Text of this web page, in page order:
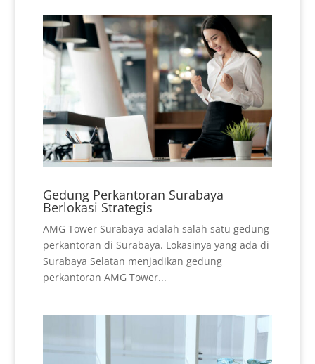
Gedung Perkantoran Surabaya
Berlokasi Strategis
AMG Tower Surabaya adalah salah satu gedung
perkantoran di Surabaya. Lokasinya yang ada di
Surabaya Selatan menjadikan gedung
perkantoran AMG Tower...